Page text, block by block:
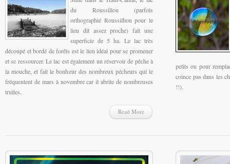
du Roussillou (parfois
orthographié Roussilhou pour le
lieu dit assez proche) fait une
superficie de 5 ha. Le lac très
découpé et bordé de forêts est le lieu idéal pour se promener
et se ressourcer. Le lac est également un réservoir de pêche à
la mouche, et fait le bonheur des nombreux pécheurs qui le
fréquentent de mars à novembre caril abrite de nombreuses
truites.
Read More
petits ou pour
coince pas dans les
!!).